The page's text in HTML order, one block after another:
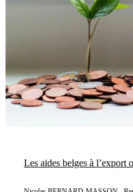
Les aides belges à l’export